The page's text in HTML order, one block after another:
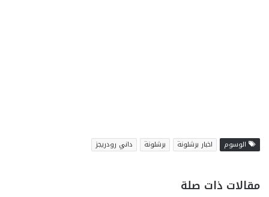
الوسوم اخبار برشلونة برشلونة داني رودريجز
مقالات ذات صلة